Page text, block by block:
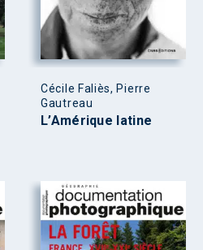
Cécile Faliès, Pierre
Gautreau
L’Amérique latine